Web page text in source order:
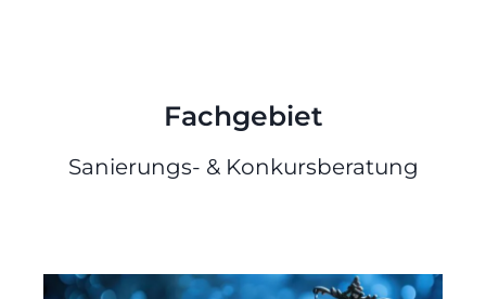
Fachgebiet
Sanierungs- & Konkursberatung